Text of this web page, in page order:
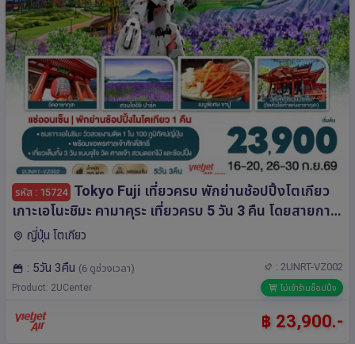
รหัส : 15724 Tokyo Fuji เที่ยวครบ พักย่านช้อปปิ้งโตเกียว
เกาะเอโนะชิมะ คามาคุระ เที่ยวครบ 5 วัน 3 คืน โดยสายกา
รบินเวียตเจ็ทแอร์ [VZ]
ญี่ปุ่น โตเกียว
: 5วัน 3คืน (6 ดูช่วงเวลา) : 2UNRT-VZ002
Product: 2UCenter ไม่เข้าร้านช็อปปิ้ง
฿ 23,900.-